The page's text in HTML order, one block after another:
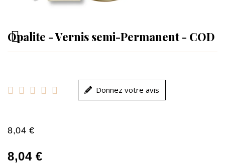
Opalite - Vernis semi-Permanent - COD
     Donnez votre avis
8,04 €
8,04 €